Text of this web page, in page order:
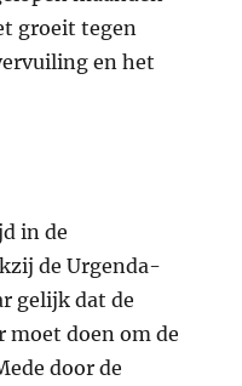
groeit tegen
en het
in de
de Urgenda-
gelijk dat de
moet doen om de
door de